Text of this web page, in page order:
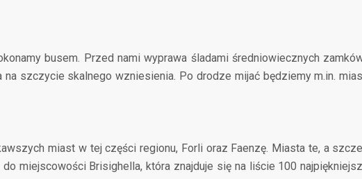
busem. Przed nami wyprawa śladami średniowiecznych
szczycie skalnego wzniesienia. Po drodze mijać będziemy m.in.
miast w tej części regionu, Forli oraz Faenzę. Miasta te, a
miejscowości Brisighella, która znajduje się na liście 100